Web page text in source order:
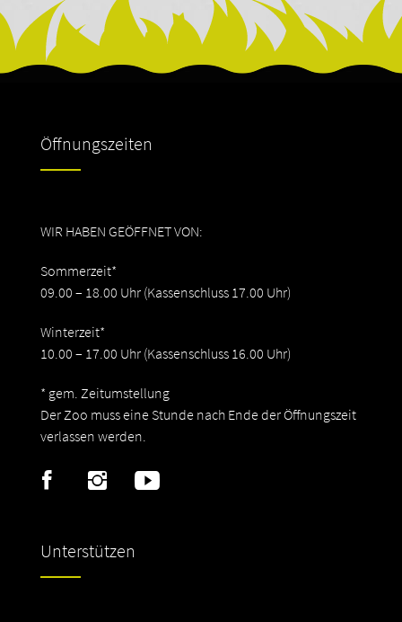
Öffnungszeiten
WIR HABEN GEÖFFNET VON:
Sommerzeit*
09.00 – 18.00 Uhr (Kassenschluss 17.00 Uhr)
Winterzeit*
10.00 – 17.00 Uhr (Kassenschluss 16.00 Uhr)
* gem. Zeitumstellung
Der Zoo muss eine Stunde nach Ende der Öffnungszeit
verlassen werden.
Unterstützen